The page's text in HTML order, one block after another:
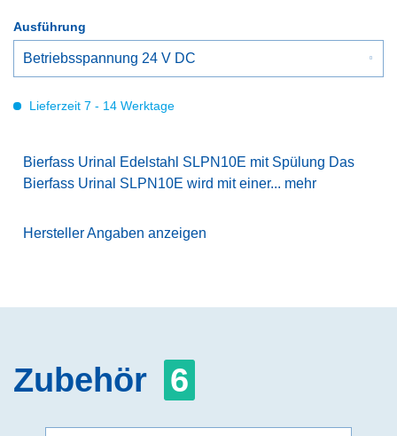
Ausführung
Lieferzeit 7 - 14 Werktage
Bierfass Urinal Edelstahl SLPN10E mit Spülung Das
Bierfass Urinal SLPN10E wird mit einer... mehr
Hersteller Angaben anzeigen
Zubehör 6